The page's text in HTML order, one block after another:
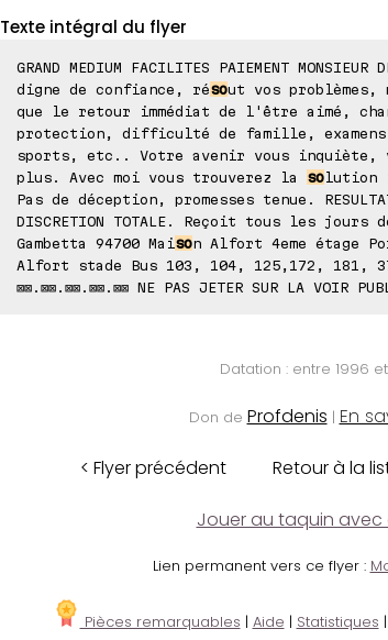
Texte intégral du flyer
GRAND MEDIUM FACILITES PAIEMENT MONSIEUR
digne de confiance, résout vos problèmes,
que le retour immédiat de l'être aimé,
protection, difficulté de famille, examens,
sports, etc.. Votre avenir vous inquiète,
plus. Avec moi vous trouverez la
solution
Pas de déception, promesses tenue.
DISCRETION TOTALE. Reçoit tous les jours
Gambetta 94700 Mai son Alfort 4eme étage
Alfort stade Bus 103, 104, 125,172, 181,
⊠⊠.⊠⊠.⊠⊠.⊠⊠.⊠⊠ NE PAS JETER SUR LA VOIR
Datation : entre 1996
Don de Profdenis | En
< Flyer précédent Retour à la
Jouer au taquin avec
Lien permanent vers ce flyer :
Pièces remarquables | Aide | Statistiques |